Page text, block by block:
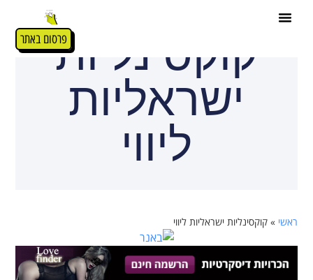
פרסום באתרקוקסינליות
ישראליות
ליווי
ראשי »קוקסינליות ישראליות ליווי